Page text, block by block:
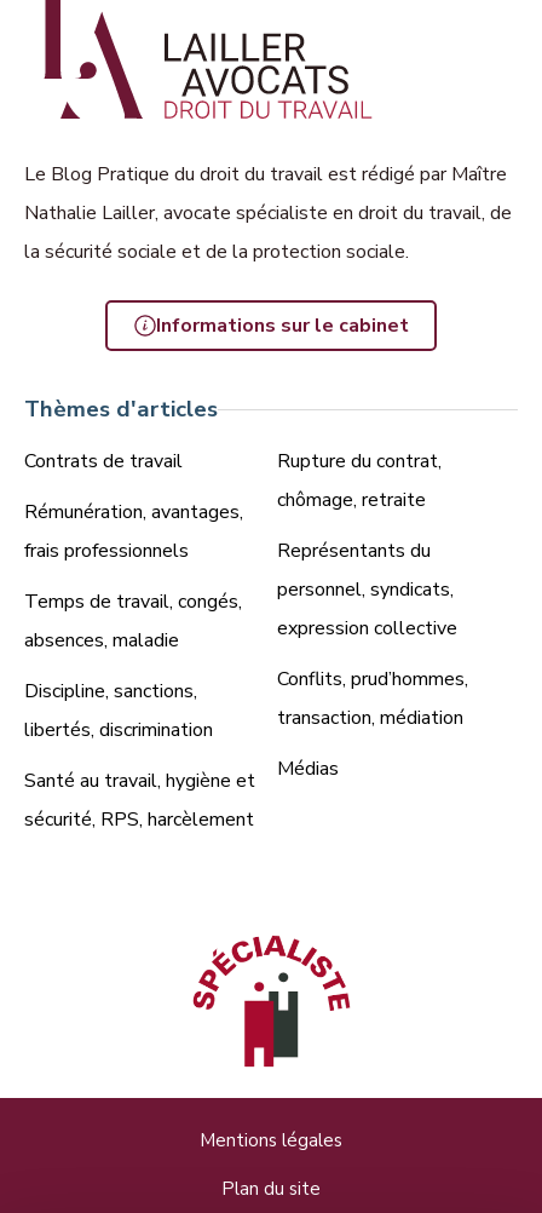
Le Blog Pratique du droit du travail est rédigé par Maître
Nathalie Lailler, avocate spécialiste en droit du travail, de
la sécurité sociale et de la protection sociale.
Informations sur le cabinet
Thèmes d'articles
Contrats de travail
Rémunération, avantages,
frais professionnels
Temps de travail, congés,
absences, maladie
Discipline, sanctions,
libertés, discrimination
Santé au travail, hygiène et
sécurité, RPS, harcèlement
Rupture du contrat,
chômage, retraite
Représentants du
personnel, syndicats,
expression collective
Conflits, prud’hommes,
transaction, médiation
Médias
Mentions légales
Plan du site